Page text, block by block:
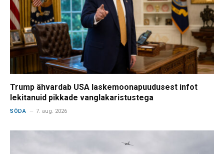
Trump ähvardab USA laskemoonapuudusest infot
lekitanuid pikkade vanglakaristustega
SÕDA 7. aug. 2026